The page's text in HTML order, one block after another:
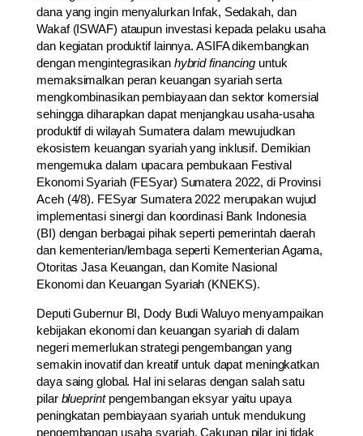
dana yang ingin menyalurkan Infak, Sedakah, dan
Wakaf (ISWAF) ataupun investasi kepada pelaku usaha
dan kegiatan produktif lainnya. ASIFA dikembangkan
dengan mengintegrasikan hybrid financing untuk
memaksimalkan peran keuangan syariah serta
mengkombinasikan pembiayaan dan sektor komersial
sehingga diharapkan dapat menjangkau usaha-usaha
produktif di wilayah Sumatera dalam mewujudkan
ekosistem keuangan syariah yang inklusif. Demikian
mengemuka dalam upacara pembukaan Festival
Ekonomi Syariah (FESyar) Sumatera 2022, di Provinsi
Aceh (4/8). FESyar Sumatera 2022 merupakan wujud
implementasi sinergi dan koordinasi Bank Indonesia
(BI) dengan berbagai pihak seperti pemerintah daerah
dan kementerian/lembaga seperti Kementerian Agama,
Otoritas Jasa Keuangan, dan Komite Nasional
Ekonomi dan Keuangan Syariah (KNEKS).
Deputi Gubernur BI, Dody Budi Waluyo menyampaikan
kebijakan ekonomi dan keuangan syariah di dalam
negeri memerlukan strategi pengembangan yang
semakin inovatif dan kreatif untuk dapat meningkatkan
daya saing global. Hal ini selaras dengan salah satu
pilar blueprintpengembangan eksyar yaitu upaya
peningkatan pembiayaan syariah untuk mendukung
pengembangan usaha syariah. Cakupan pilar ini tidak